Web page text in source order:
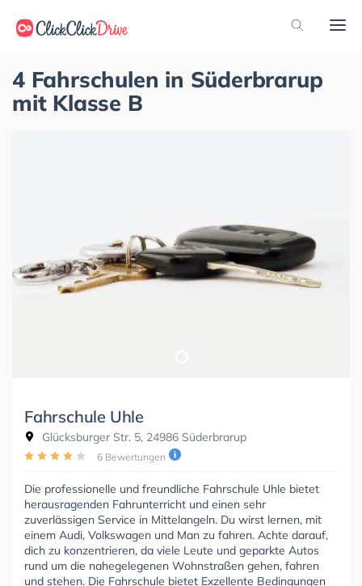
4 Fahrschulen in Süderbrarup
mit Klasse B
Fahrschule Uhle
Glücksburger Str. 5, 24986 Süderbrarup
6 Bewertungen
Die professionelle und freundliche Fahrschule Uhle bietet
herausragenden Fahrunterricht und einen sehr
zuverlässigen Service in Mittelangeln. Du wirst lernen, mit
einem Audi, Volkswagen und Man zu fahren. Achte darauf,
dich zu konzentrieren, da viele Leute und geparkte Autos
rund um die nahegelegenen Wohnstraßen gehen, fahren
und stehen. Die Fahrschule bietet Exzellente Bedingungen